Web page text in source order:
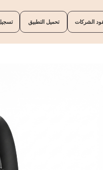
تحميل التطبيق الشركات